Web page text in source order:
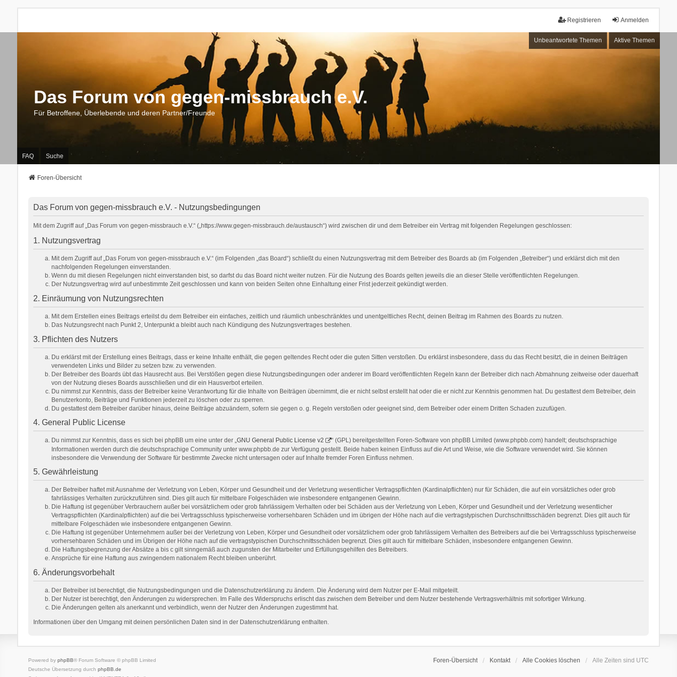
Anmelden
Registrieren
Unbeantwortete Themen Aktive Themen
Das Forum von gegen-missbrauch e.V.
Für Betroffene, Überlebende und deren Partner/Freunde
FAQ Suche
Foren-Übersicht
Das Forum von gegen-missbrauch e.V. - Nutzungsbedingungen
Mit dem Zugriff auf „Das Forum von gegen-missbrauch e.V.“ („https://www.gegen-missbrauch.de/austausch“) wird zwischen dir und dem Betreiber ein Vertrag mit folgenden Regelungen geschlossen:
1. Nutzungsvertrag
Mit dem Zugriff auf „Das Forum von gegen-missbrauch e.V.“ (im Folgenden „das Board“) schließt du einen Nutzungsvertrag mit dem Betreiber des Boards ab (im Folgenden „Betreiber“) und erklärst dich mit den
nachfolgenden Regelungen einverstanden.
Wenn du mit diesen Regelungen nicht einverstanden bist, so darfst du das Board nicht weiter nutzen. Für die Nutzung des Boards gelten jeweils die an dieser Stelle veröffentlichten Regelungen.
Der Nutzungsvertrag wird auf unbestimmte Zeit geschlossen und kann von beiden Seiten ohne Einhaltung einer Frist jederzeit gekündigt werden.
2. Einräumung von Nutzungsrechten
Mit dem Erstellen eines Beitrags erteilst du dem Betreiber ein einfaches, zeitlich und räumlich unbeschränktes und unentgeltliches Recht, deinen Beitrag im Rahmen des Boards zu nutzen.
Das Nutzungsrecht nach Punkt 2, Unterpunkt a bleibt auch nach Kündigung des Nutzungsvertrages bestehen.
3. Pflichten des Nutzers
Du erklärst mit der Erstellung eines Beitrags, dass er keine Inhalte enthält, die gegen geltendes Recht oder die guten Sitten verstoßen. Du erklärst insbesondere, dass du das Recht besitzt, die in deinen Beiträgen
verwendeten Links und Bilder zu setzen bzw. zu verwenden.
Der Betreiber des Boards übt das Hausrecht aus. Bei Verstößen gegen diese Nutzungsbedingungen oder anderer im Board veröffentlichten Regeln kann der Betreiber dich nach Abmahnung zeitweise oder dauerhaft
von der Nutzung dieses Boards ausschließen und dir ein Hausverbot erteilen.
Du nimmst zur Kenntnis, dass der Betreiber keine Verantwortung für die Inhalte von Beiträgen übernimmt, die er nicht selbst erstellt hat oder die er nicht zur Kenntnis genommen hat. Du gestattest dem Betreiber, dein
Benutzerkonto, Beiträge und Funktionen jederzeit zu löschen oder zu sperren.
Du gestattest dem Betreiber darüber hinaus, deine Beiträge abzuändern, sofern sie gegen o. g. Regeln verstoßen oder geeignet sind, dem Betreiber oder einem Dritten Schaden zuzufügen.
4. General Public License
Du nimmst zur Kenntnis, dass es sich bei phpBB um eine unter der „GNU General Public License v2
“ (GPL) bereitgestellten Foren-Software von phpBB Limited (www.phpbb.com) handelt; deutschsprachige
Informationen werden durch die deutschsprachige Community unter www.phpbb.de zur Verfügung gestellt. Beide haben keinen Einfluss auf die Art und Weise, wie die Software verwendet wird. Sie können
insbesondere die Verwendung der Software für bestimmte Zwecke nicht untersagen oder auf Inhalte fremder Foren Einfluss nehmen.
5. Gewährleistung
Der Betreiber haftet mit Ausnahme der Verletzung von Leben, Körper und Gesundheit und der Verletzung wesentlicher Vertragspflichten (Kardinalpflichten) nur für Schäden, die auf ein vorsätzliches oder grob
fahrlässiges Verhalten zurückzuführen sind. Dies gilt auch für mittelbare Folgeschäden wie insbesondere entgangenen Gewinn.
Die Haftung ist gegenüber Verbrauchern außer bei vorsätzlichem oder grob fahrlässigem Verhalten oder bei Schäden aus der Verletzung von Leben, Körper und Gesundheit und der Verletzung wesentlicher
Vertragspflichten (Kardinalpflichten) auf die bei Vertragsschluss typischerweise vorhersehbaren Schäden und im übrigen der Höhe nach auf die vertragstypischen Durchschnittsschäden begrenzt. Dies gilt auch für
mittelbare Folgeschäden wie insbesondere entgangenen Gewinn.
Die Haftung ist gegenüber Unternehmern außer bei der Verletzung von Leben, Körper und Gesundheit oder vorsätzlichem oder grob fahrlässigem Verhalten des Betreibers auf die bei Vertragsschluss typischerweise
vorhersehbaren Schäden und im Übrigen der Höhe nach auf die vertragstypischen Durchschnittsschäden begrenzt. Dies gilt auch für mittelbare Schäden, insbesondere entgangenen Gewinn.
Die Haftungsbegrenzung der Absätze a bis c gilt sinngemäß auch zugunsten der Mitarbeiter und Erfüllungsgehilfen des Betreibers.
Ansprüche für eine Haftung aus zwingendem nationalem Recht bleiben unberührt.
6. Änderungsvorbehalt
Der Betreiber ist berechtigt, die Nutzungsbedingungen und die Datenschutzerklärung zu ändern. Die Änderung wird dem Nutzer per E-Mail mitgeteilt.
Der Nutzer ist berechtigt, den Änderungen zu widersprechen. Im Falle des Widerspruchs erlischt das zwischen dem Betreiber und dem Nutzer bestehende Vertragsverhältnis mit sofortiger Wirkung.
Die Änderungen gelten als anerkannt und verbindlich, wenn der Nutzer den Änderungen zugestimmt hat.
Informationen über den Umgang mit deinen persönlichen Daten sind in der Datenschutzerklärung enthalten.
Foren-Übersicht Kontakt Alle Cookies löschen Alle Zeiten sind UTC
Powered by phpBB® Forum Software © phpBB Limited
Deutsche Übersetzung durch phpBB.de